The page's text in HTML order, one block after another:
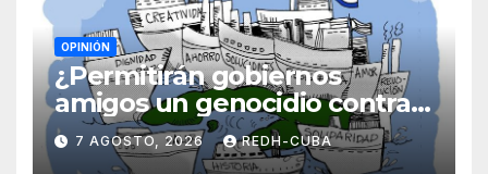
OPINIÓN
¿Permitirán gobiernos
amigos un genocidio contra
Cuba? Por Hedelberto López
Blanch
7 AGOSTO, 2026 REDH-CUBA